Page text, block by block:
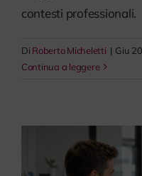
contesti professionali.
Di Roberto Micheletti | Giu
Continua a leggere